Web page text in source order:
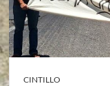
CINTILLO